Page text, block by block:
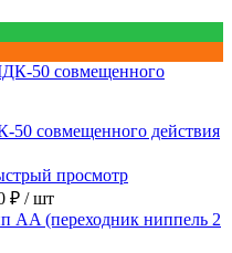
совмещенного действия
просмотр
₽ / шт